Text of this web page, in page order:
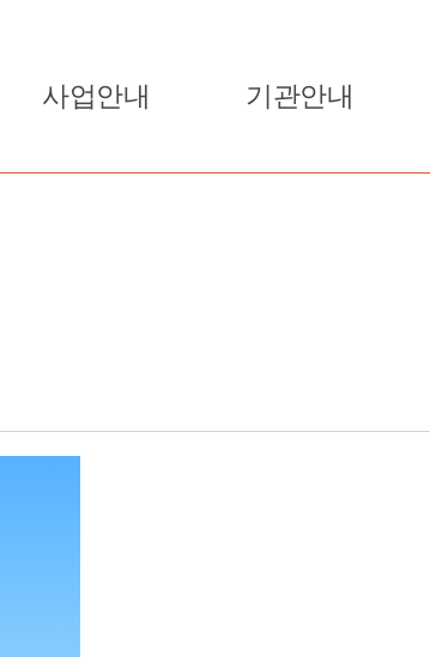
사업안내 기관안내